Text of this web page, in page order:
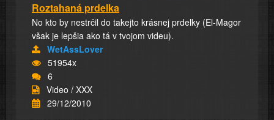
Roztahaná prdelka
No kto by nestrčil do takejto krásnej prdelky (El-Magor
však je lepšia ako tá v tvojom videu).
WetAssLover
51954x
6
Video / XXX
29/12/2010